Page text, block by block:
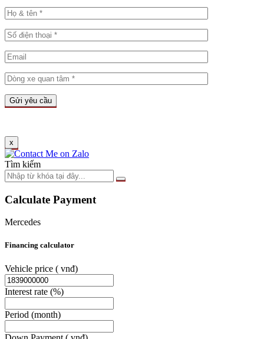
x
Tìm kiếm
Calculate Payment
Mercedes
Financing calculator
Vehicle price ( vnđ)
Interest rate (%)
Period (month)